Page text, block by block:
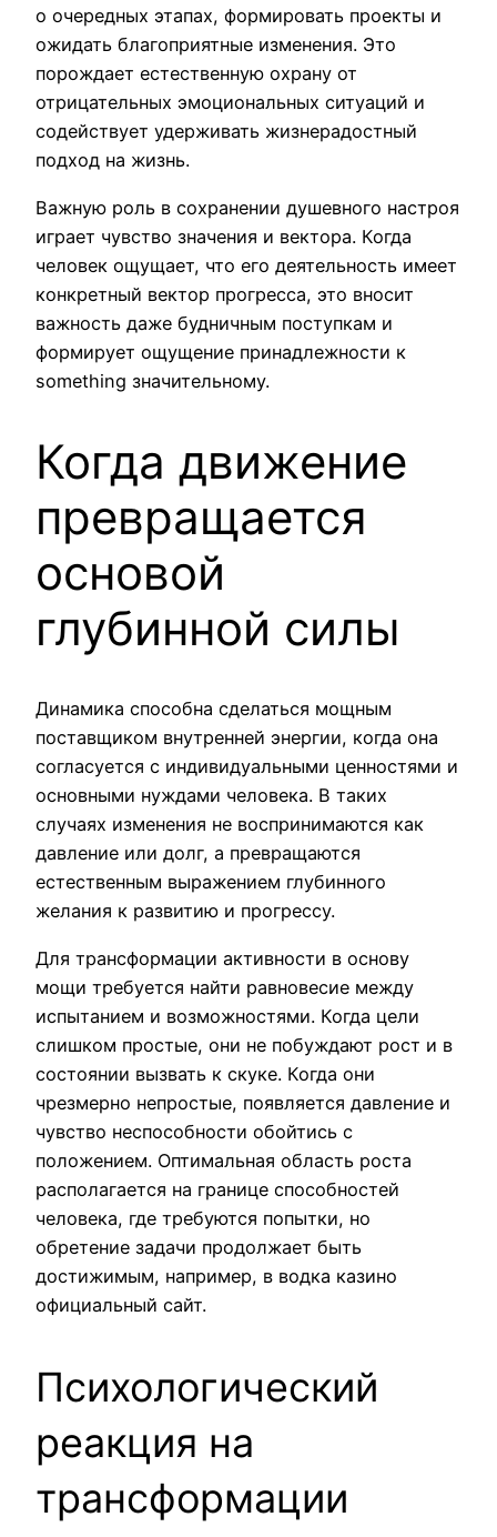
о очередных этапах, формировать проекты и
ожидать благоприятные изменения. Это
порождает естественную охрану от
отрицательных эмоциональных ситуаций и
содействует удерживать жизнерадостный
подход на жизнь.
Важную роль в сохранении душевного настроя
играет чувство значения и вектора. Когда
человек ощущает, что его деятельность имеет
конкретный вектор прогресса, это вносит
важность даже будничным поступкам и
формирует ощущение принадлежности к
something значительному.
Когда движение
превращается
основой
глубинной силы
Динамика способна сделаться мощным
поставщиком внутренней энергии, когда она
согласуется с индивидуальными ценностями и
основными нуждами человека. В таких
случаях изменения не воспринимаются как
давление или долг, а превращаются
естественным выражением глубинного
желания к развитию и прогрессу.
Для трансформации активности в основу
мощи требуется найти равновесие между
испытанием и возможностями. Когда цели
слишком простые, они не побуждают рост и в
состоянии вызвать к скуке. Когда они
чрезмерно непростые, появляется давление и
чувство неспособности обойтись с
положением. Оптимальная область роста
располагается на границе способностей
человека, где требуются попытки, но
обретение задачи продолжает быть
достижимым, например, в водка казино
официальный сайт.
Психологический
реакция на
трансформации